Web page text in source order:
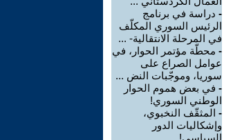
- دراسة في برنامج
الرئيس السوري المكلّف
في المرحلة الانتقالية- ...
- محطّة مؤتمر الحوار، في
عوامل الصراع على
سوريا، وموجّبات النض ...
- في بعض هموم الحوار
الوطني السوري!
- المثقّف النخبوي،
وإشكاليات الدور
السياسي!